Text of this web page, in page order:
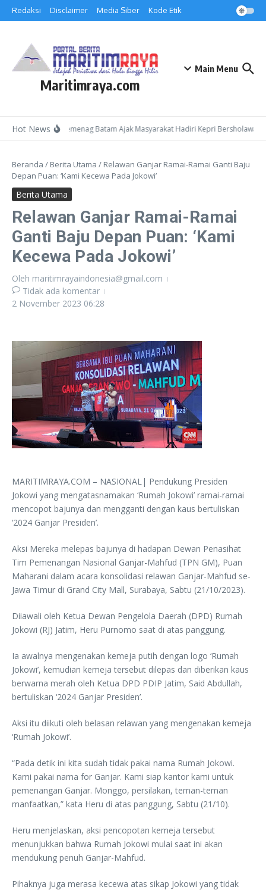
Lewati ke konten
Redaksi Disclaimer Media Siber Kode Etik
Maritimraya.com
Main Menu
Hot NewsKepala Kemenag Batam Ajak Masyarakat Hadiri Kepri Bersholawat 3
Beranda / Berita Utama / Relawan Ganjar Ramai-Ramai Ganti Baju
Depan Puan: ‘Kami Kecewa Pada Jokowi’
Berita Utama
Relawan Ganjar Ramai-Ramai
Ganti Baju Depan Puan: ‘Kami
Kecewa Pada Jokowi’
Oleh maritimrayaindonesia@gmail.com
Tidak ada komentar
2 November 2023 06:28
MARITIMRAYA.COM – NASIONAL| Pendukung Presiden
Jokowi yang mengatasnamakan ‘Rumah Jokowi’ ramai-ramai
mencopot bajunya dan mengganti dengan kaus bertuliskan
‘2024 Ganjar Presiden’.
Aksi Mereka melepas bajunya di hadapan Dewan Penasihat
Tim Pemenangan Nasional Ganjar-Mahfud (TPN GM), Puan
Maharani dalam acara konsolidasi relawan Ganjar-Mahfud se-
Jawa Timur di Grand City Mall, Surabaya, Sabtu (21/10/2023).
Diiawali oleh Ketua Dewan Pengelola Daerah (DPD) Rumah
Jokowi (RJ) Jatim, Heru Purnomo saat di atas panggung.
Ia awalnya mengenakan kemeja putih dengan logo ‘Rumah
Jokowi’, kemudian kemeja tersebut dilepas dan diberikan kaus
berwarna merah oleh Ketua DPD PDIP Jatim, Said Abdullah,
bertuliskan ‘2024 Ganjar Presiden’.
Aksi itu diikuti oleh belasan relawan yang mengenakan kemeja
‘Rumah Jokowi’.
“Pada detik ini kita sudah tidak pakai nama Rumah Jokowi.
Kami pakai nama for Ganjar. Kami siap kantor kami untuk
pemenangan Ganjar. Monggo, persilakan, teman-teman
manfaatkan,” kata Heru di atas panggung, Sabtu (21/10).
Heru menjelaskan, aksi pencopotan kemeja tersebut
menunjukkan bahwa Rumah Jokowi mulai saat ini akan
mendukung penuh Ganjar-Mahfud.
Pihaknya juga merasa kecewa atas sikap Jokowi yang tidak